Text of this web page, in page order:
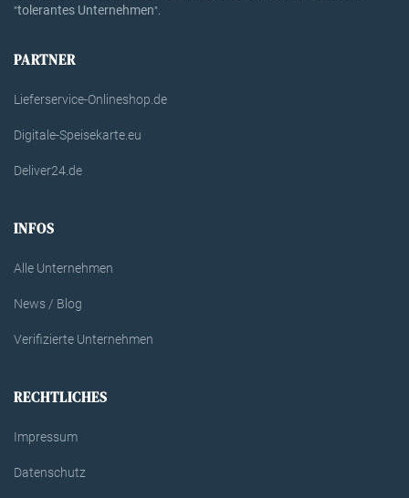
"tolerantes Unternehmen".
PARTNER
Lieferservice-Onlineshop.de
Digitale-Speisekarte.eu
Deliver24.de
INFOS
Alle Unternehmen
News / Blog
Verifizierte Unternehmen
RECHTLICHES
Impressum
Datenschutz